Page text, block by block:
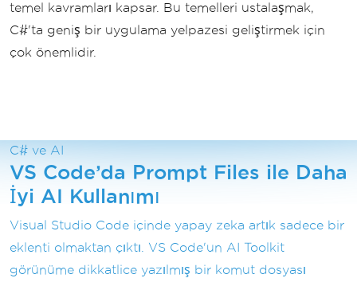
temel kavramları kapsar. Bu temelleri ustalaşmak,
C#'ta geniş bir uygulama yelpazesi geliştirmek için
çok önemlidir.
C# ve AI
VS Code’da Prompt Files ile Daha
İyi AI Kullanımı
Visual Studio Code içinde yapay zeka artık sadece bir
eklenti olmaktan çıktı. VS Code'un AI Toolkit
görünüme dikkatlice yazılmış bir komut dosyası